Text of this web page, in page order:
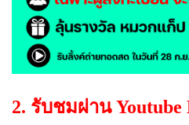
2. รับชมผ่าน